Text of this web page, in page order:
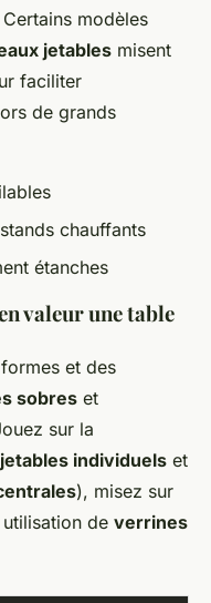
modèles
jetables misent
faciliter
de grands
chauffants
étanches
valeur une table
et des
sobres et
sur la
individuels et
), misez sur
de verrines